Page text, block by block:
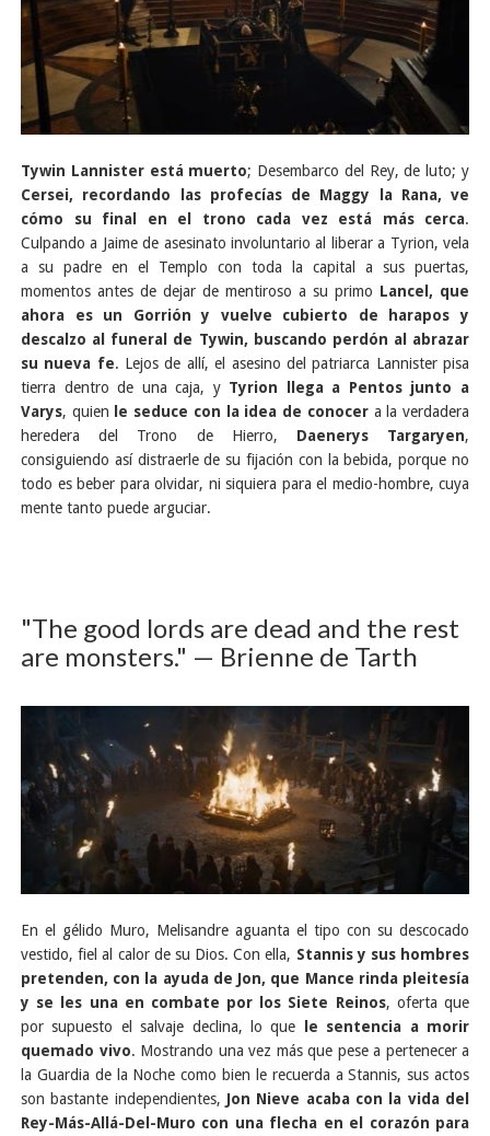
Tywin Lannister está muerto; Desembarco del Rey, de luto; y
Cersei, recordando las profecías de Maggy la Rana, ve
cómo su final en el trono cada vez está más cerca.
Culpando a Jaime de asesinato involuntario al liberar a Tyrion, vela
a su padre en el Templo con toda la capital a sus puertas,
momentos antes de dejar de mentiroso a su primo Lancel, que
ahora es un Gorrión y vuelve cubierto de harapos y
descalzo al funeral de Tywin, buscando perdón al abrazar
su nueva fe. Lejos de allí, el asesino del patriarca Lannister pisa
tierra dentro de una caja, y Tyrion llega a Pentos junto a
Varys, quien le seduce con la idea de conocera la verdadera
heredera del Trono de Hierro, Daenerys Targaryen,
consiguiendo así distraerle de su fijación con la bebida, porque no
todo es beber para olvidar, ni siquiera para el medio-hombre, cuya
mente tanto puede arguciar.
"The good lords are dead and the rest
are monsters." — Brienne de Tarth
En el gélido Muro, Melisandre aguanta el tipo con su descocado
vestido, fiel al calor de su Dios. Con ella, Stannis y sus hombres
pretenden, con la ayuda de Jon, que Mance rinda pleitesía
y se les una en combate por los Siete Reinos, oferta que
por supuesto el salvaje declina, lo que le sentencia a morir
quemado vivo. Mostrando una vez más que pese a pertenecer a
la Guardia de la Noche como bien le recuerda a Stannis, sus actos
son bastante independientes, Jon Nieve acaba con la vida del
Rey-Más-Allá-Del-Muro con una flecha en el corazón para